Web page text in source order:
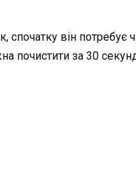
спочатку він
почистити за 30